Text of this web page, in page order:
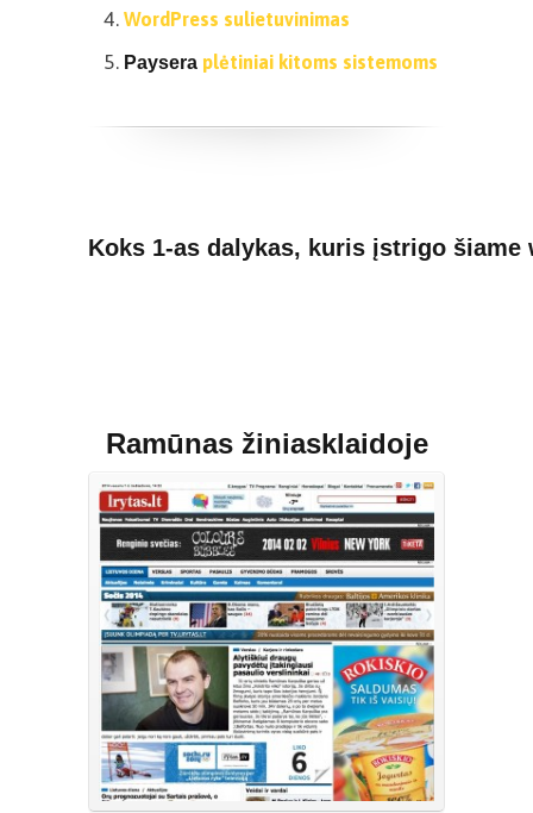
WordPress sulietuvinimas
Paysera plėtiniai kitoms sistemoms
Koks 1-as dalykas, kuris įstrigo šiame
Ramūnas žiniasklaidoje